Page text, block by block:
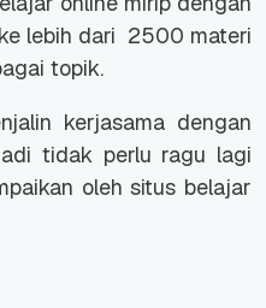
lebih dari 2500 materi
topik.
kerjasama dengan
tidak perlu ragu lagi
oleh situs belajar